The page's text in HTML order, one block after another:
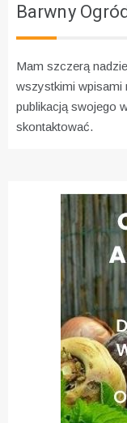
Barwny
Mam szczerą
wszystkimi wpisami
publikacją swojego
skontaktować.